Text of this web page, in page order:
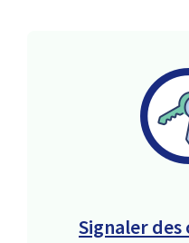
Signaler des